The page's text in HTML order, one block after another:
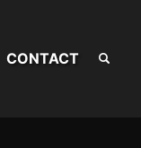
CONTACT